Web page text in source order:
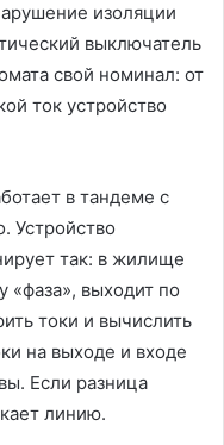
изоляции
выключатель
свой номинал: от
ток устройство
в тандеме с
Устройство
так: в жилище
«фаза», выходит по
токи и вычислить
на выходе и входе
Если разница
линию.